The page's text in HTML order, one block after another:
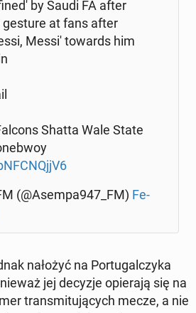
by Saudi FA after
at fans after
Messi' towards him
Shatta Wale State
(@Asempa947_FM) Fe­
nałożyć na Por­tu­gal­czy­ka
jej decyzje opie­ra­ją się na
trans­mi­tu­ją­cych mecze, a nie